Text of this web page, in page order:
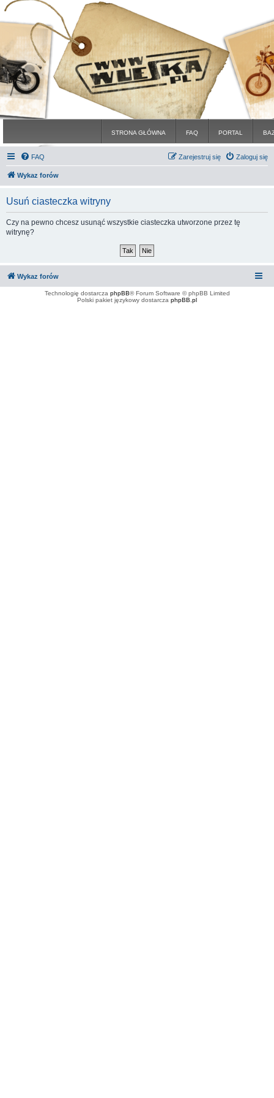
STRONA GŁÓWNA FAQ PORTAL
FAQ Zaloguj się
Zarejestruj się
Wykaz forów
Usuń ciasteczka witryny
Czy na pewno chcesz usunąć wszystkie ciasteczka utworzone przez tę
witrynę?
Wykaz forów
Technologię dostarcza phpBB® Forum Software © phpBB Limited
Polski pakiet językowy dostarcza phpBB.pl